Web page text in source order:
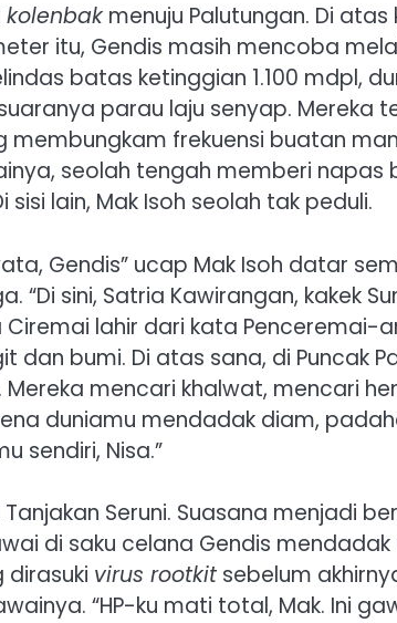
kolenbak menuju Palutungan. Di
itu, Gendis masih mencoba
batas ketinggian 1.100 mdpl,
parau laju senyap. Mereka
frekuensi buatan
seolah tengah memberi
lain, Mak Isoh seolah tak peduli.
Gendis” ucap Mak Isoh datar
“Di sini, Satria Kawirangan, kakek
lahir dari kata Penceremai-
bumi. Di atas sana, di Puncak
mencari khalwat, mencari
duniamu mendadak diam,
sendiri, Nisa.”
Seruni. Suasana menjadi
di saku celana Gendis
virus rootkit sebelum
“HP-ku mati total, Mak. Ini